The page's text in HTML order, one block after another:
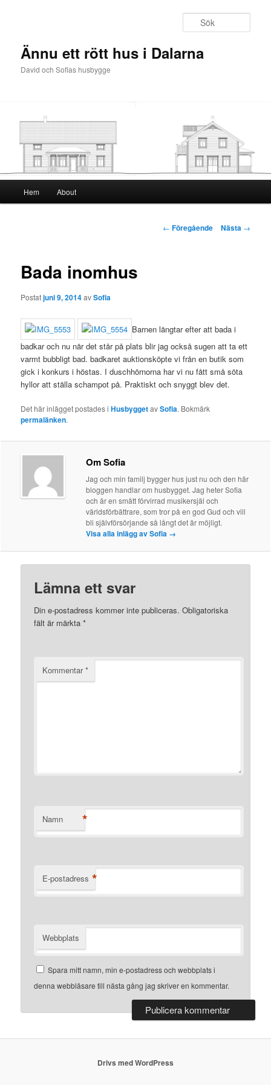
Ännu ett rött hus i Dalarna
David och Sofias husbygge
Hoppa
Hem About
Inläggsnavigering
← Föregående Nästa →
Bada inomhus
Postatjuni 9, 2014avSofia
Barnen längtar efter att bada i
badkar och nu när det står på plats blir jag också sugen att ta ett
varmt bubbligt bad. badkaret auktionsköpte vi från en butik som
gick i konkurs i höstas. I duschhörnorna har vi nu fått små söta
hyllor att ställa schampot på. Praktiskt och snyggt blev det.
Det här inlägget postades iHusbyggetavSofia. Bokmärk
permalänken.
Om Sofia
Jag och min familj bygger hus just nu och den här
bloggen handlar om husbygget. Jag heter Sofia
och är en smått förvirrad musikersjäl och
världsförbättrare, som tror på en god Gud och vill
bli självförsörjande så långt det är möjligt.
Visa alla inlägg av Sofia →
Lämna ett svar
Din e-postadress kommer inte publiceras. Obligatoriska
fält är märkta*
Kommentar*
Namn *
E-postadress *
Webbplats
Spara mitt namn, min e-postadress och webbplats i
denna webbläsare till nästa gång jag skriver en kommentar.
Drivs med WordPress